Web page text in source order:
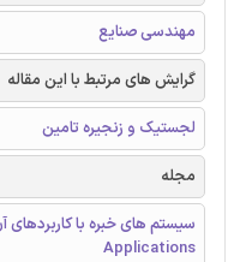
مهندسی صنایع
گرایش های مرتبط با این مقاله
لجستیک و زنجیره تامین
مجله
Applications